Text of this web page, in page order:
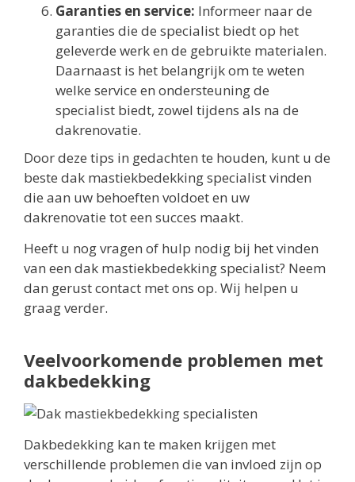
Garanties en service: Informeer naar de
garanties die de specialist biedt op het
geleverde werk en de gebruikte materialen.
Daarnaast is het belangrijk om te weten
welke service en ondersteuning de
specialist biedt, zowel tijdens als na de
dakrenovatie.
Door deze tips in gedachten te houden, kunt u de
beste dak mastiekbedekking specialist vinden
die aan uw behoeften voldoet en uw
dakrenovatie tot een succes maakt.
Heeft u nog vragen of hulp nodig bij het vinden
van een dak mastiekbedekking specialist? Neem
dan gerust contact met ons op. Wij helpen u
graag verder.
Veelvoorkomende problemen met
dakbedekking
Dakbedekking kan te maken krijgen met
verschillende problemen die van invloed zijn op